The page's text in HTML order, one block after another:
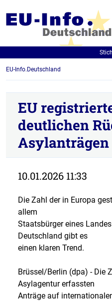
EU-Info.Deutschland
EU
deutlichen
Asylanträgen
10.01.2026 11:33
Die Zahl der in Europa
allem
Staatsbürger eines
Deutschland gibt es
einen klaren Trend.
Brüssel/Berlin (dpa) - Die
Asylagentur erfassten
Anträge auf